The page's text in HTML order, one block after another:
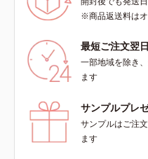
※商品返送料は
最短ご注文翌
一部地域を除き
ます
サンプルプレ
サンプルはご注
ます